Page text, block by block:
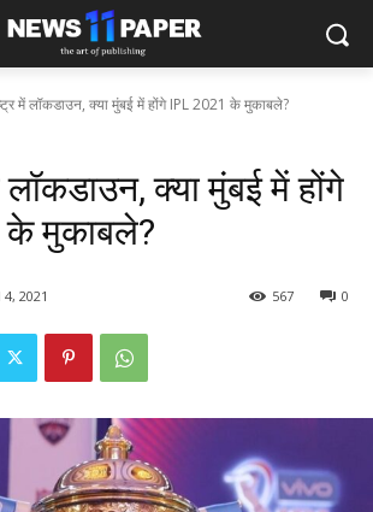
में लॉकडाउन, क्या मुंबई में होंगे IPL 2021 के मुकाबले?
लॉकडाउन, क्या मुंबई में होंगे
मुकाबले?
2021 0
567